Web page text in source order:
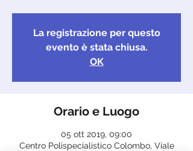
La registrazione per questo
evento è stata chiusa.
OK
Orario e Luogo
05 ott 2019, 09:00
Centro Polispecialistico Colombo, Viale